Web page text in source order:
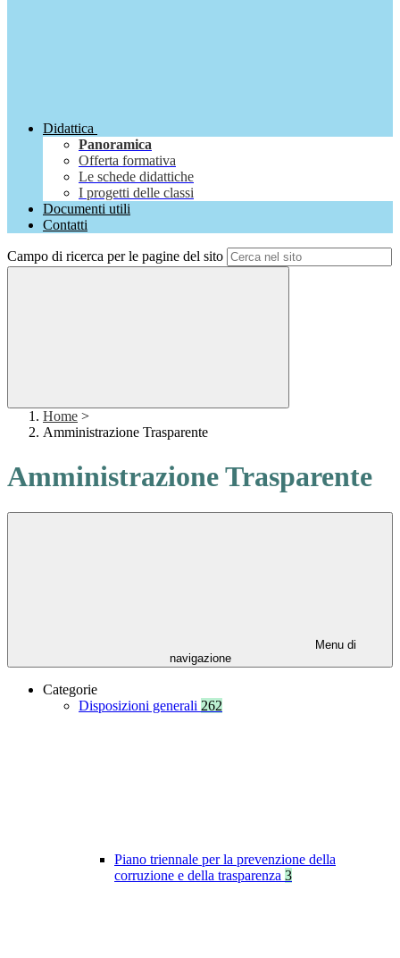
Didattica
Panoramica
Offerta formativa
Le schede didattiche
I progetti delle classi
Documenti utili
Contatti
Campo di ricerca per le pagine del sito
Home >
Amministrazione Trasparente
Amministrazione Trasparente
Menu di
navigazione
Categorie
Disposizioni generali 262
Piano triennale per la prevenzione della
corruzione e della trasparenza 3